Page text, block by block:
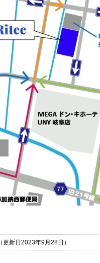
（更新日2023年9月28日）